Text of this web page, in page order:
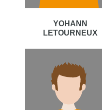
YOHANN
LETOURNEUX